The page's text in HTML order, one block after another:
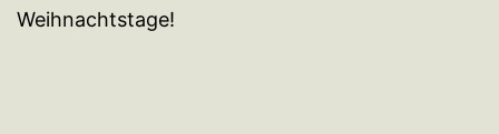
Weihnachtstage!